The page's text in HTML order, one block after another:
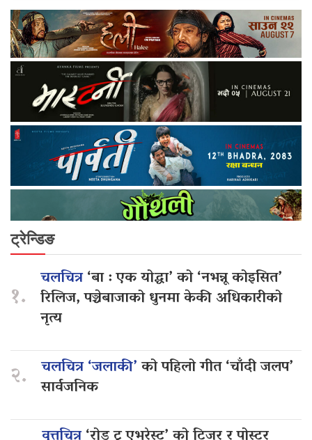
ट्रेन्डिङ
१.
चलचित्र‘बा : एक योद्धा’ को ‘नभन्नू कोइसित’
रिलिज, पञ्चेबाजाको धुनमा केकी अधिकारीको
नृत्य
२. चलचित्र ‘जलाकी’को पहिलो गीत ‘चाँदी जलप’
सार्वजनिक